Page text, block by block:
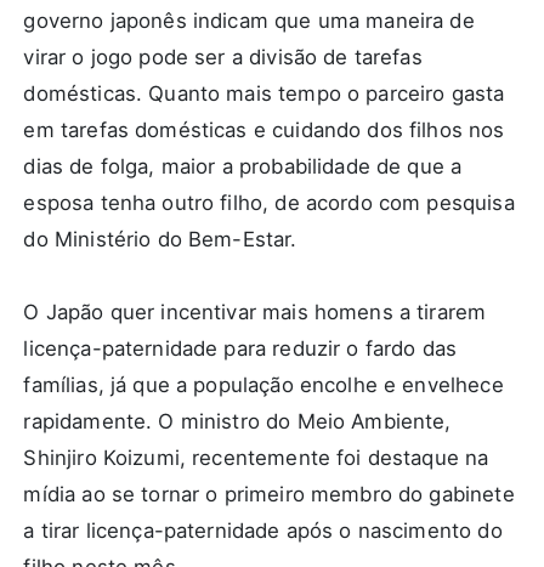
governo japonês indicam que uma maneira de
virar o jogo pode ser a divisão de tarefas
domésticas. Quanto mais tempo o parceiro gasta
em tarefas domésticas e cuidando dos filhos nos
dias de folga, maior a probabilidade de que a
esposa tenha outro filho, de acordo com pesquisa
do Ministério do Bem-Estar.
O Japão quer incentivar mais homens a tirarem
licença-paternidade para reduzir o fardo das
famílias, já que a população encolhe e envelhece
rapidamente. O ministro do Meio Ambiente,
Shinjiro Koizumi, recentemente foi destaque na
mídia ao se tornar o primeiro membro do gabinete
a tirar licença-paternidade após o nascimento do